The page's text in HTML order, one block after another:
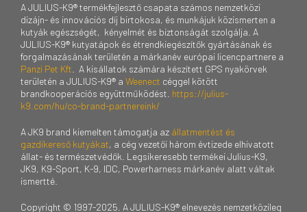
A JULIUS-K9® termékfejlesztő csapata számos nemzetközi
dizájn- és innovációs díj birtokosa, és munkájuk közismerten a
kutyák egészségét, kényelmét és biztonságát szolgálja. A
JULIUS-K9® kutyatápok és étrendkiegészítők gyártásának és
forgalmazásának területén a márkanév európai licencpartnere a
Panzi Pet Kft . A kisállatok számára készített GPS nyakörvek
területén a JULIUS-K9® a Weenect céggel kötött
brandkooperációs együttműködést. https://julius-
k9.com/hu/co-brand-partnereink/
A JK9 brand kiemelten támogatja az állatmentést és
gazdikereső kutyákat, a cég vezetői három évtizede elhivatott
állat- és természetvédők. Legsikeresebb termékei Julius-K9,
JK9, K9-Sport, K-9, IDC, Powerharness márkanév alatt váltak
ismertté.
Copyright © 1997-2025. A JULIUS-K9® elnevezés nemzetközileg